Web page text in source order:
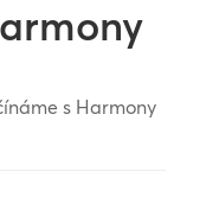
s Harmony